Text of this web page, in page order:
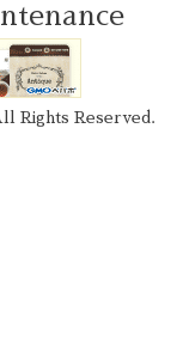
Rights Reserved.